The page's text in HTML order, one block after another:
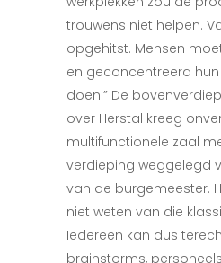
trouwens niet helpen.
opgehitst. Mensen
en geconcentreerd hun
doen.” De
over Herstal kreeg
multifunctionele zaal
verdieping weggelegd
van de burgemeester.
niet weten van die
Iedereen kan dus
brainstorms,